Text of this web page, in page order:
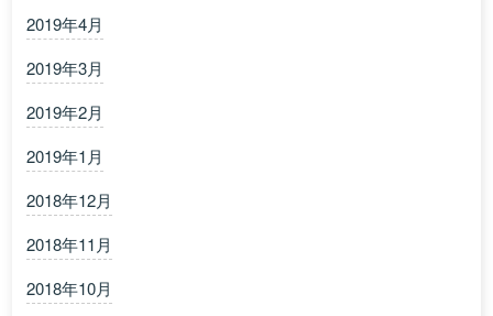
2019年4月
2019年3月
2019年2月
2019年1月
2018年12月
2018年11月
2018年10月